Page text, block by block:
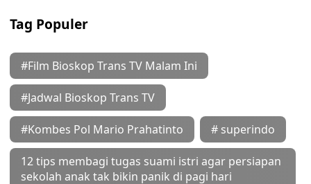
Tag Populer
#Film Bioskop Trans TV Malam Ini
#Jadwal Bioskop Trans TV
#Kombes Pol Mario Prahatinto # superindo
12 tips membagi tugas suami istri agar persiapan
sekolah anak tak bikin panik di pagi hari